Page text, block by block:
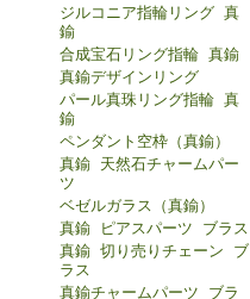
ジルコニア指輪リング 真
鍮
合成宝石リング指輪 真鍮
真鍮デザインリング
パール真珠リング指輪 真
鍮
ペンダント空枠（真鍮）
真鍮 天然石チャームパー
ツ
ベゼルガラス（真鍮）
真鍮 ピアスパーツ ブラス
真鍮 切り売りチェーン ブ
ラス
真鍮チャームパーツ ブラ